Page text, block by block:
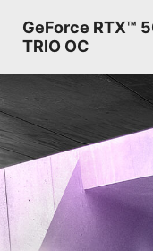
GeForce RTX™
TRIO OC